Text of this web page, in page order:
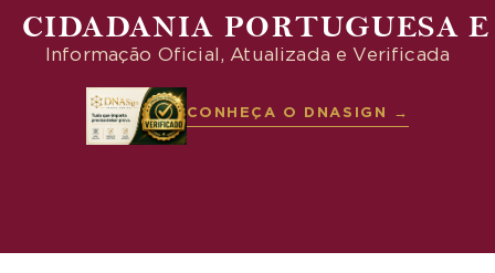
CIDADANIA PORTUGUESA
Informação Oficial, Atualizada e Verificada
CONHEÇA O DNASIGN →